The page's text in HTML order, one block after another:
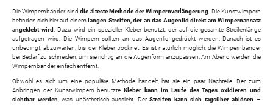
Die Wimpernbänder sinddie älteste Methode der Wimpernverlängerung. Die Kunstwimpern
befinden sich hier auf einem langen Streifen, der an das Augenlid direkt am Wimpernansatz
angeklebt wird. Dazu wird ein spezieller Kleber benutzt, der auf die gesamte Streifenlänge
aufgetragen wird. Die Wimpern sollten an das Augenlid gedrückt werden. Danach ist es
unbedingt, abzuwarten, bis der Kleber trocknet. Es ist natürlich möglich, die Wimpernbänder
bei Bedarf zu schneiden, um sie richtig an die Augenform anzupassen. Am Abend werden die
Wimpernbänder einfach entfernt.
Obwohl es sich um eine populäre Methode handelt, hat sie ein paar Nachteile. Der zum
Anbringen der Kunstwimpern benutzte
Kleber kann im Laufe des Tages oxidieren und
sichtbar werden, was unästhetisch aussieht. DerStreifen kann sich tagsüber ablösen –